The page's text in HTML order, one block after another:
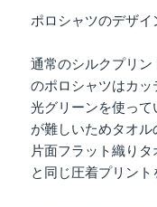
ポロシャツのデザイ
通常のシルクプリ
のポロシャツはカ
光グリーンを使っ
が難しいためタオル
片面フラット織り
と同じ圧着プリント